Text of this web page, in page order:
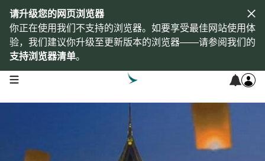
请升级您的网页浏览器
你正在使用我们不支持的浏览器。如要享受最佳网站使用体
验，我们建议你升级至更新版本的浏览器——请参阅我们的
支持浏览器清单。
open navigation menu